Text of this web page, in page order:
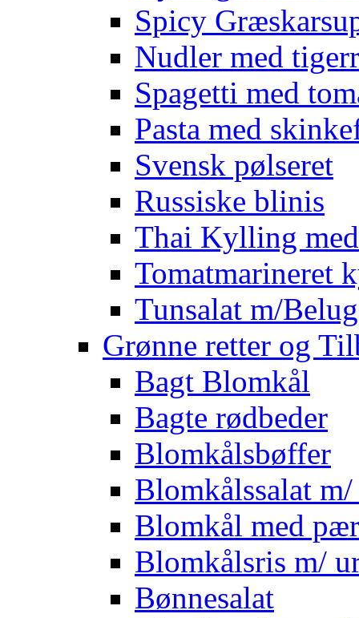
Spicy
Nudler med
Spagetti med
Pasta med
Svensk pølseret
Russiske blinis
Thai Kylling
Tomatmarineret
Tunsalat m/
Grønne retter og
Bagt Blomkål
Bagte rødbeder
Blomkålsbøffer
Blomkålssalat
Blomkål med
Blomkålsris m/
Bønnesalat